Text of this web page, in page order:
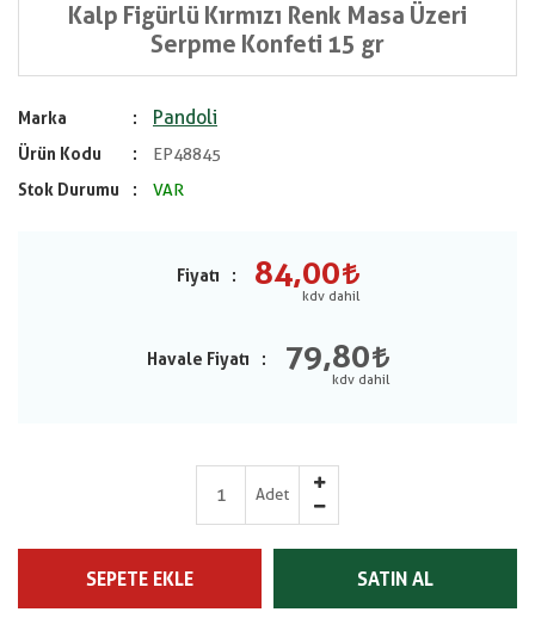
Kalp Figürlü Kırmızı Renk Masa Üzeri
Serpme Konfeti 15 gr
Marka Pandoli
Ürün Kodu
EP48845
Stok Durumu
VAR
Fiyatı 84,00
Havale Fiyatı 79,80
Adet
SEPETE EKLE SATIN AL